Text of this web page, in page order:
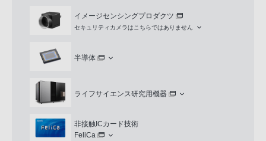
イメージセンシングプロダクツ
セキュリティカメラはこちらではありません
半導体
ライフサイエンス研究用機器
非接触ICカード技術
FeliCa